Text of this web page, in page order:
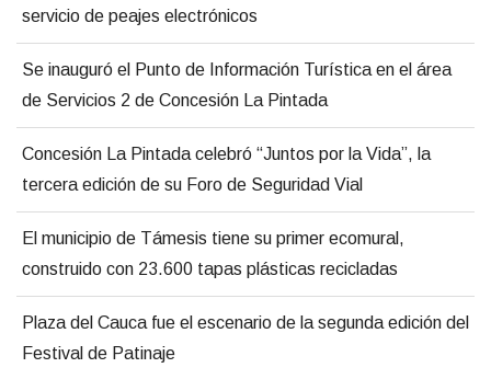
servicio de peajes electrónicos
Se inauguró el Punto de Información Turística en el área
de Servicios 2 de Concesión La Pintada
Concesión La Pintada celebró “Juntos por la Vida”, la
tercera edición de su Foro de Seguridad Vial
El municipio de Támesis tiene su primer ecomural,
construido con 23.600 tapas plásticas recicladas
Plaza del Cauca fue el escenario de la segunda edición del
Festival de Patinaje